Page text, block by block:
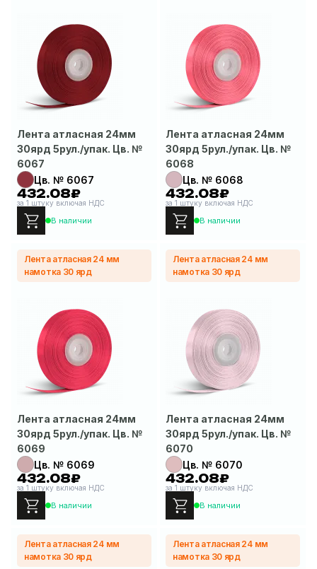
Лента атласная 24мм
30ярд 5рул./упак. Цв. №
6067
Цв. № 6067
432.08₽
за 1 штуку включая НДС
В наличии
Лента атласная 24мм
30ярд 5рул./упак. Цв. №
6068
Цв. № 6068
432.08₽
за 1 штуку включая НДС
В наличии
Лента атласная 24 мм
намотка 30 ярд
Лента атласная 24мм
30ярд 5рул./упак. Цв. №
6069
Цв. № 6069
432.08₽
за 1 штуку включая НДС
В наличии
Лента атласная 24 мм
намотка 30 ярд
Лента атласная 24мм
30ярд 5рул./упак. Цв. №
6070
Цв. № 6070
432.08₽
за 1 штуку включая НДС
В наличии
Лента атласная 24 мм
намотка 30 ярд
Лента атласная 24 мм
намотка 30 ярд